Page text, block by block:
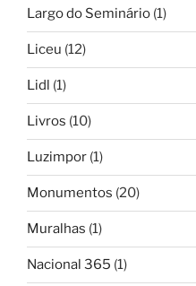
Largo do Seminário (1)
Liceu (12)
Lidl (1)
Livros (10)
Luzimpor (1)
Monumentos (20)
Muralhas (1)
Nacional 365 (1)